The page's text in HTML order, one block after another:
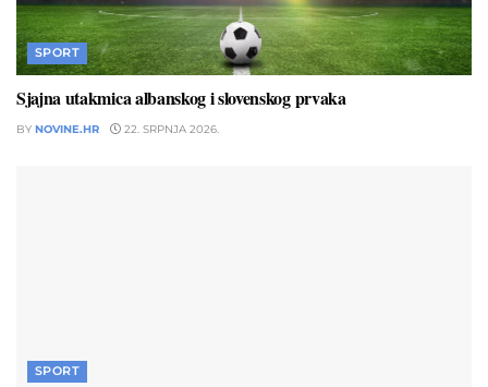
SPORT
Sjajna utakmica albanskog i slovenskog prvaka
BY NOVINE.HR 22. SRPNJA 2026.
SPORT